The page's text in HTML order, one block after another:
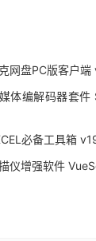
网盘PC版客户
体编解码器套
必备工具箱
仪增强软件